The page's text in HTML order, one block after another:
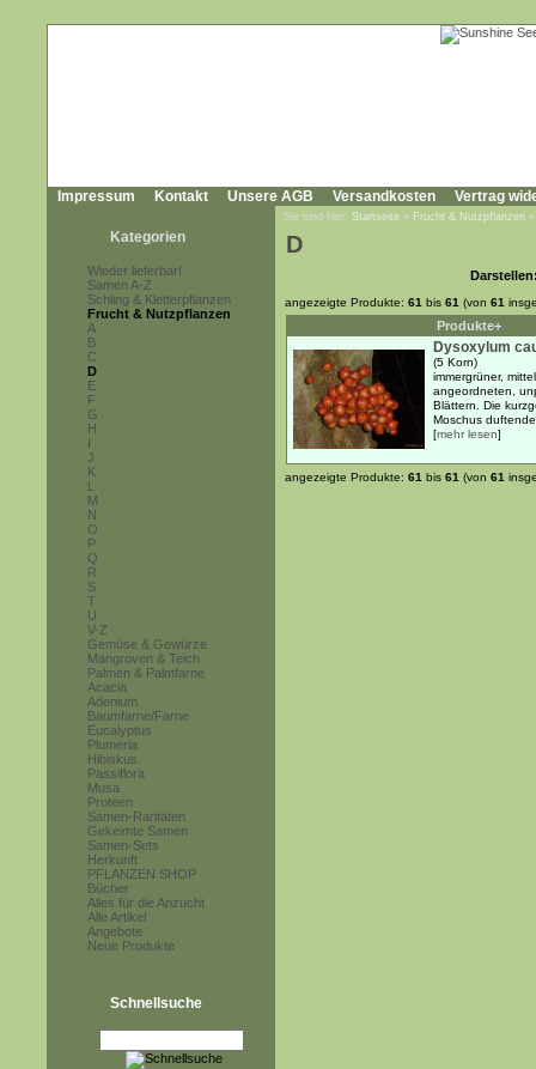
Impressum Kontakt Unsere AGB Versandkosten Vertrag
Kategorien
Wieder lieferbar!
Samen A-Z
Schling & Kletterpflanzen
Frucht & Nutzpflanzen
A
B
C
D
E
F
G
H
I
J
K
L
M
N
O
P
Q
R
S
T
U
V-Z
Gemüse & Gewürze
Mangroven & Teich
Palmen & Palmfarne
Acacia
Adenium
Baumfarne/Farne
Eucalyptus
Plumeria
Hibiskus
Passiflora
Musa
Proteen
Samen-Raritäten
Gekeimte Samen
Samen-Sets
Herkunft
PFLANZEN SHOP
Bücher
Alles für die Anzucht
Alle Artikel
Angebote
Neue Produkte
Schnellsuche
Sie sind hier: Startseite » Frucht & Nutzpflanzen
D
angezeigte Produkte: 61 bis 61 (von 61
Produkte+
Dysoxylum
(5 Korn)
immergrüner,
angeordneten,
Blättern. Die
Moschus
[mehr lesen]
angezeigte Produkte: 61 bis 61 (von 61